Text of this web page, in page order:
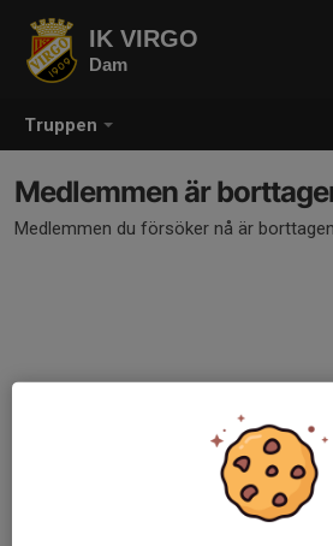
Truppen
IK VIRGO
Dam
Medlemmen är
Medlemmen du försöker nå är